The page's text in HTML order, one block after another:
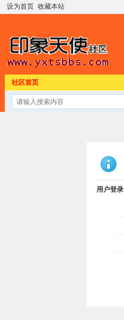
设为首页 收藏本站
社区首页
用户登录